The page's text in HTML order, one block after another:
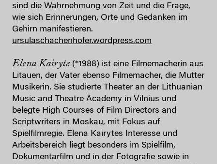
sind die Wahrnehmung von Zeit und die Frage,
wie sich Erinnerungen, Orte und Gedanken im
Gehirn manifestieren.
ursulaschachenhofer.wordpress.com
Elena Kairyte (*1988) ist eine Filmemacherin aus
Litauen, der Vater ebenso Filmemacher, die Mutter
Musikerin. Sie studierte Theater an der Lithuanian
Music and Theatre Academy in Vilnius und
belegte High Courses of Film Directors and
Scriptwriters in Moskau, mit Fokus auf
Spielfilmregie. Elena Kairytes Interesse und
Arbeitsbereich liegt besonders im Spielfilm,
Dokumentarfilm und in der Fotografie sowie in